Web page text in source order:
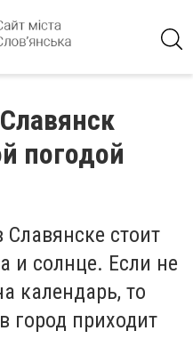
погодой
стоит
и солнце. Если не
календарь, то
город приходит